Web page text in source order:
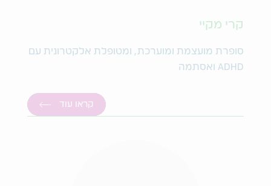
קרי מקיי
סופרת מועצמת ומוערכת, ומטופלת אלקטרונית עם
ADHD ואסתמה
קראו עוד